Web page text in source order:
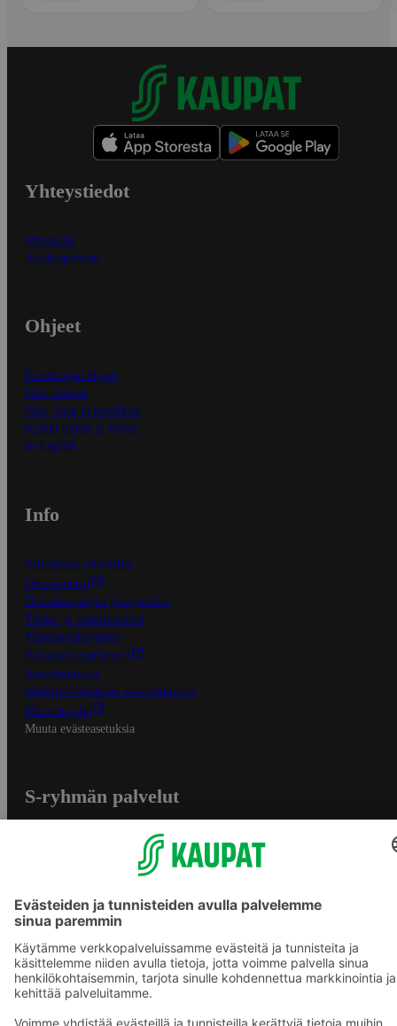
Yhteystiedot
Myymälät
Asiakaspalvelu
Ohjeet
Ensitilaajan ohjeet
Näin maksat
Näin tilaat ja muokkaat
Kaikki ohjeet ja vinkit
In English
Info
S-Business yrityksille
Oiva-raportit
Osuuskauppojen yhteystiedot
Tilaus- ja toimitusehdot
Tietosuojakäytäntö
Palvelun käyttöehdot
Saavutettavuus
Mobiilisovelluksen saavutettavuus
Mainostajalle
Muuta evästeasetuksia
S-ryhmän palvelut
S-ostoslista -sovellus
Prisma.fi
Sokos.fi
S-Pankki
Yhteishyvä
Sokos Hotels
Raflaamo